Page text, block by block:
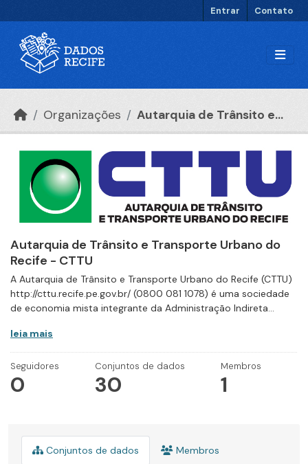
Entrar Contato
Organizações Autarquia de Trânsito e...
Autarquia de Trânsito e Transporte Urbano do
Recife - CTTU
A Autarquia de Trânsito e Transporte Urbano do Recife (CTTU)
http://cttu.recife.pe.gov.br/ (0800 081 1078) é uma sociedade
de economia mista integrante da Administração Indireta...
leia mais
Seguidores
0
Conjuntos de dados
30
Membros
1
Conjuntos de dados Membros